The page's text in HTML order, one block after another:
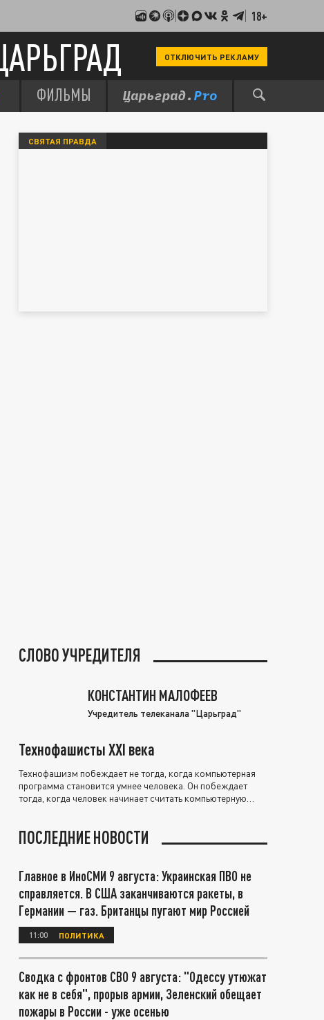
18+
ОТКЛЮЧИТЬ РЕКЛАМУ
ФИЛЬМЫ
СВЯТАЯ ПРАВДА
СЛОВО УЧРЕДИТЕЛЯ
КОНСТАНТИН МАЛОФЕЕВ
Учредитель телеканала "Царьград"
Технофашисты XXI века
Технофашизм побеждает не тогда, когда компьютерная
программа становится умнее человека. Он побеждает
тогда, когда человек начинает считать компьютерную
ПОСЛЕДНИЕ НОВОСТИ
Главное в ИноСМИ 9 августа: Украинская ПВО не
справляется. В США заканчиваются ракеты, в
Германии — газ. Британцы пугают мир Россией
11:00 ПОЛИТИКА
Сводка с фронтов СВО 9 августа: "Одессу утюжат
как не в себя", прорыв армии, Зеленский обещает
пожары в России - уже осенью